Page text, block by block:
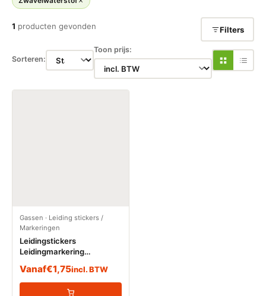
1 producten gevonden Filters
Sorteren:
Toon prijs:
Gassen · Leiding stickers /
Markeringen
Leidingstickers
Leidingmarkering
Vanaf€1,75incl. BTW